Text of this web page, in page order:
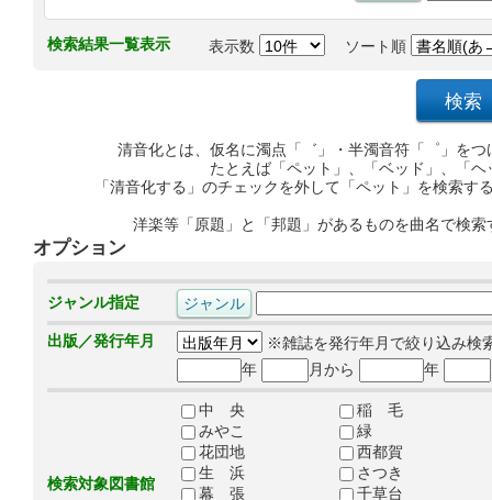
検索結果一覧表示 表示数 ソート順
清音化とは、仮名に濁点「゛」・半濁音符「゜」を
たとえば「ペット」、「ベッド」、「
「清音化する」のチェックを外して「ペット」を検索
洋楽等「原題」と「邦題」があるものを曲名で検
オプション
ジャンル指定
出版／発行年月
※雑誌を発行年月で絞り込み検
年
月から 年
検索対象図書館
中 央
稲 毛
みやこ
緑
花団地
西都賀
生 浜
さつき
幕 張
千草台